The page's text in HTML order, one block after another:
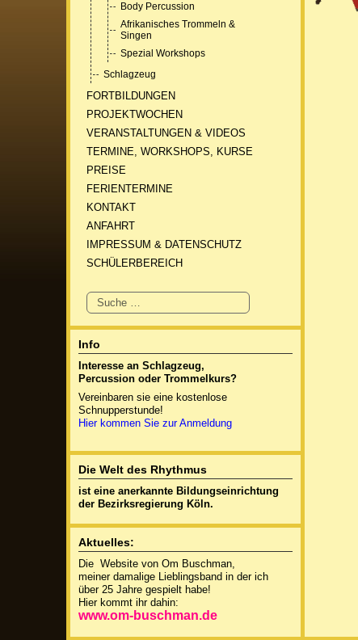
Body Percussion
Afrikanisches Trommeln &
Singen
Spezial Workshops
Schlagzeug
FORTBILDUNGEN
PROJEKTWOCHEN
VERANSTALTUNGEN & VIDEOS
TERMINE, WORKSHOPS, KURSE
PREISE
FERIENTERMINE
KONTAKT
ANFAHRT
IMPRESSUM & DATENSCHUTZ
SCHÜLERBEREICH
Suchen
Info
Interesse an Schlagzeug,
Percussion oder Trommelkurs?
Vereinbaren sie eine kostenlose
Schnupperstunde!
Hier kommen Sie zur Anmeldung
Die Welt des Rhythmus
ist eine anerkannte Bildungseinrichtung
der Bezirksregierung Köln.
Aktuelles:
Die Website von Om Buschman,
meiner damalige Lieblingsband in der ich
über 25 Jahre gespielt habe!
Hier kommt ihr dahin:
www.om-buschman.de